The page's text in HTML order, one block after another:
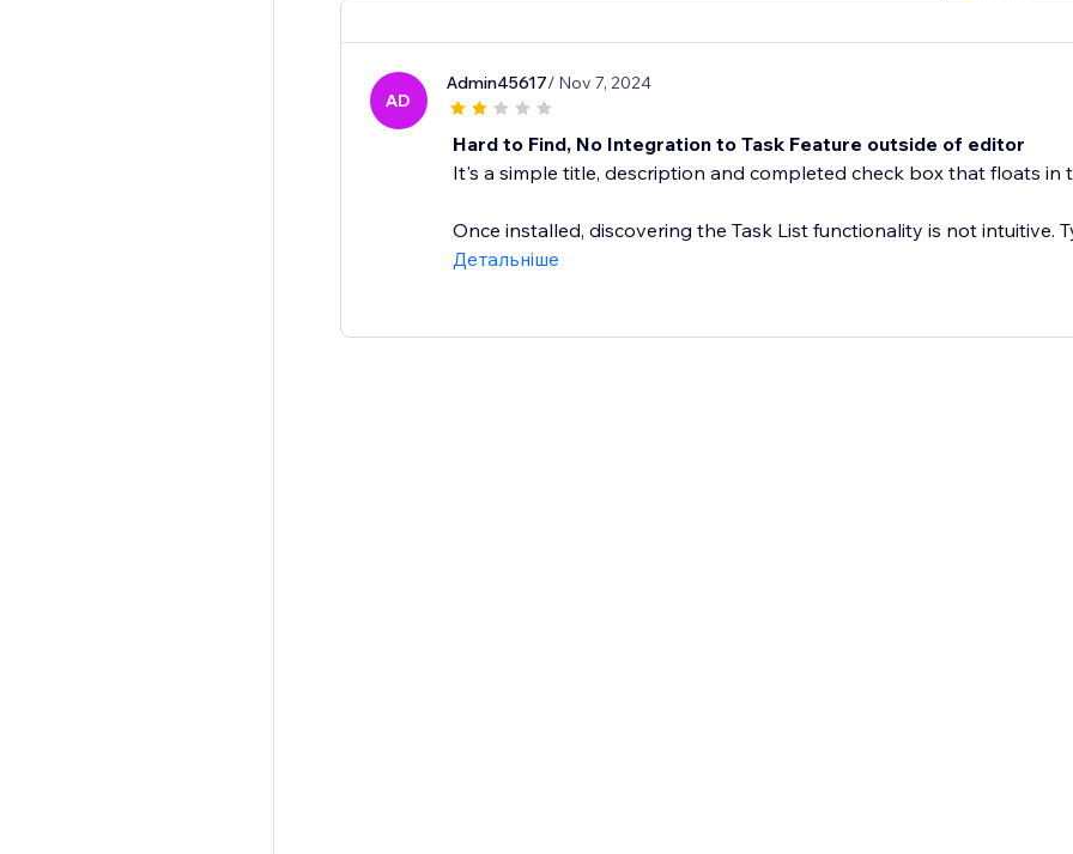
AD
Admin45617/ Nov 7, 2024
Hard to Find, No Integration to Task Feature outside of editor
It's a simple title, description and completed check box that floats in
Once installed, discovering the Task List functionality is not intuitive.
Детальніше